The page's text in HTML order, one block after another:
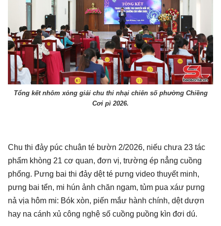
Tổng kết nhôm xỏng giải chu thi nhại chiên số phường Chiềng
Cơi pì 2026.
Chu thi đảy púc chuân té bườn 2/2026, niếu chưa 23 tác
phẩm khòng 21 cơ quan, đơn vị, trường ép nẳng cuồng
phổng. Pưng bai thi đảy dệt té pưng video thuyết minh,
pưng bai tển, mi hún ảnh chăn ngam, tủm pua xáư pưng
nả vịa hôm mi: Bók xòn, piến mắư hành chính, dệt dượn
hay na cánh xủ công nghệ số cuồng puồng kìn đơi dú.